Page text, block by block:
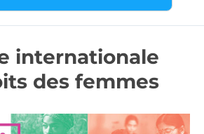
internationale
des femmes